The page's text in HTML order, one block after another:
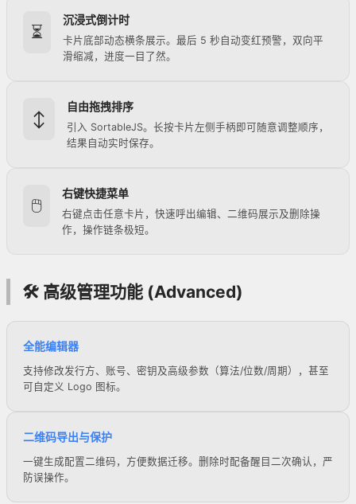
⏳
沉浸式倒计时
卡片底部动态横条展示。最后 5 秒自动变红预警，双向平
滑缩减，进度一目了然。
↕️
自由拖拽排序
引入 SortableJS。长按卡片左侧手柄即可随意调整顺序，
结果自动实时保存。
🖱️
右键快捷菜单
右键点击任意卡片，快速呼出编辑、二维码展示及删除操
作，操作链条极短。
🛠 高级管理功能 (Advanced)
全能编辑器
支持修改发行方、账号、密钥及高级参数（算法/位数/周期），甚至
可自定义 Logo 图标。
二维码导出与保护
一键生成配置二维码，方便数据迁移。删除时配备醒目二次确认，严
防误操作。